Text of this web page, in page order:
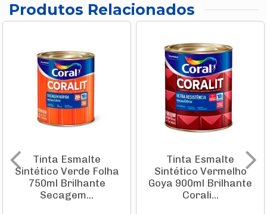
Produtos Relacionados
Tinta Esmalte
Sintético Verde Folha
750ml Brilhante
Secagem...
Tinta Esmalte
Sintético Vermelho
Goya 900ml Brilhante
Corali...